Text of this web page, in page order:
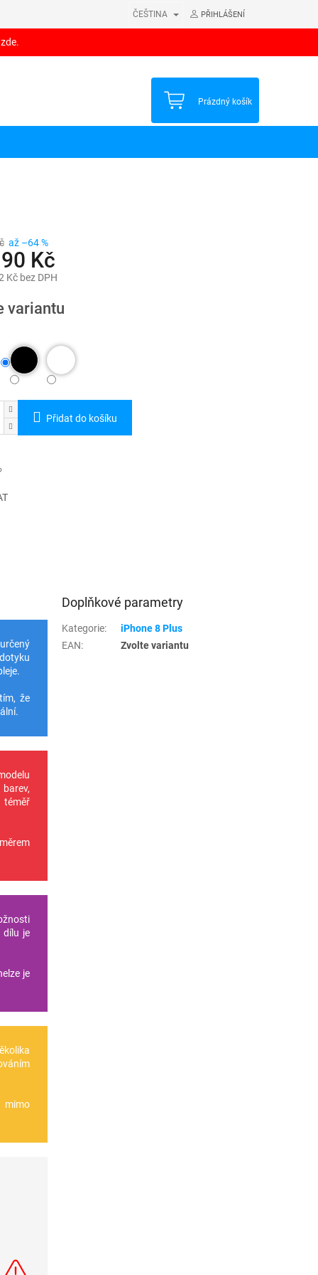
ČEŠTINA PŘIHLÁŠENÍ
NÁKUPNÍ
Prázdný košík
až –64 %
Kč
Kčbez DPH
variantu
Přidat do košíku
že
téměř
dílu je
je
Doplňkové parametry
Kategorie:
iPhone 8 Plus
EAN: Zvolte variantu